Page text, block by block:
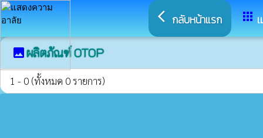
arrow_back_ios กลับหน้าแรก apps
imageผลิตภัณฑ์ OTOP
1 - 0 (ทั้งหมด 0 รายการ)